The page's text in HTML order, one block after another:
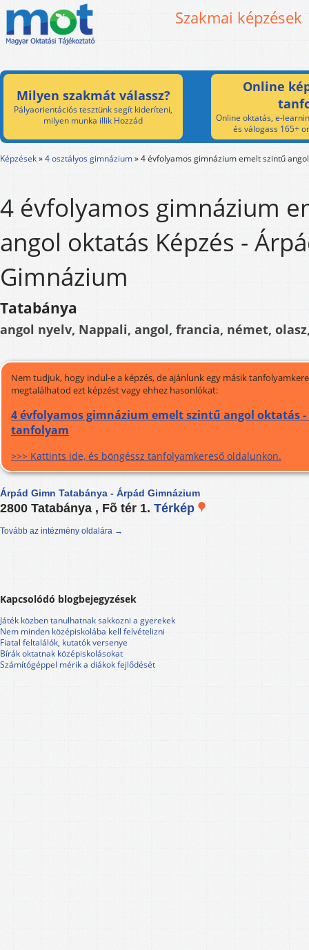
Szakmai képzések
Milyen szakmát válassz?
Pályaorientációs tesztünk segít kideríteni,
milyen munka illik Hozzád
Online
Online oktatás, e-
és válogass 165+
Képzések»4 osztályos gimnázium»4 évfolyamos gimnázium emelt szintű
4 évfolyamos gimnázium
angol oktatás Képzés -
Gimnázium
Tatabánya
angol nyelv, Nappali, angol, francia, német,
Nem tudjuk, hogy indul-e a képzés, de ajánlunk egy másik
megtalálhatod ezt képzést vagy ehhez hasonlókat:
4 évfolyamos gimnázium emelt szintű angol oktatás -
tanfolyam
>>> Kattints ide, és böngéssz tanfolyamkereső oldalunkon.
Árpád Gimn Tatabánya - Árpád Gimnázium
2800 Tatabánya , Fõ tér 1. Térkép
Tovább az intézmény oldalára →
Kapcsolódó blogbejegyzések
Játék közben tanulhatnak sakkozni a gyerekek
Nem minden középiskolába kell felvételizni
Fiatal feltalálók, kutatók versenye
Bírák oktatnak középiskolásokat
Számítógéppel mérik a diákok fejlődését